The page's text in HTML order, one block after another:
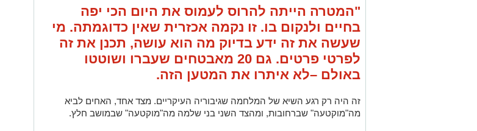
"המטרה הייתה להרוס לעמוס את היום הכי יפה
בחיים ולנקום בו. זו נקמה אכזרית שאין כדוגמתה. מי
שעשה את זה ידע בדיוק מה הוא עושה, תכנן את זה
לפרטי פרטים. גם 20 מאבטחים שעברו ושוטטו
באולם –לא איתרו את המטען הזה.
זה היה רק רגע השיא של המלחמה שגיבוריה העיקריים. מצד אחד, האחים לביא
מה"מוקטעה" שברחובות, ומהצד השני בני שלמה מה"מוקטעה" שבמושב חלץ.